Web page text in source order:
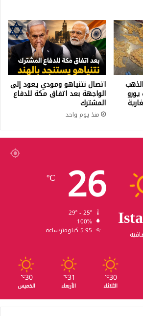
500 ألف يورو
اتصال نتنياهو ومودي يعود إلى
الواجهة بعد اتفاق مكة للدفاع
المشترك
منذ يوم واحد
26
℃
100%
5.95 كيلومتر/ساعة
30
℃
الثلاثاء
31
℃
الأربعاء
30
℃
الخميس